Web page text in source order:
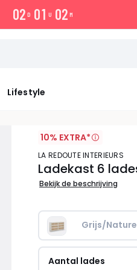
02 D 01 U 02 M
Lifestyle
10% EXTRA*
LA REDOUTE INTERIEURS
Ladekast 6
Bekijk de beschrijving
Grijs/
Aantal lades